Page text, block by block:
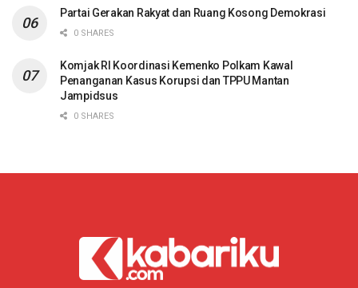
Partai Gerakan Rakyat dan Ruang Kosong Demokrasi
0 SHARES
Komjak RI Koordinasi Kemenko Polkam Kawal
Penanganan Kasus Korupsi dan TPPU Mantan
Jampidsus
0 SHARES